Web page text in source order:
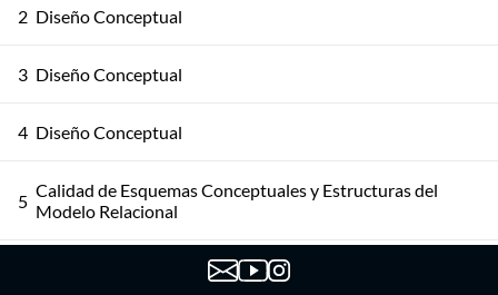
2 Diseño Conceptual
3 Diseño Conceptual
4 Diseño Conceptual
5 Calidad de Esquemas Conceptuales y Estructuras del
Modelo Relacional
Lenguajes de Consulta - Cálculo Relacional